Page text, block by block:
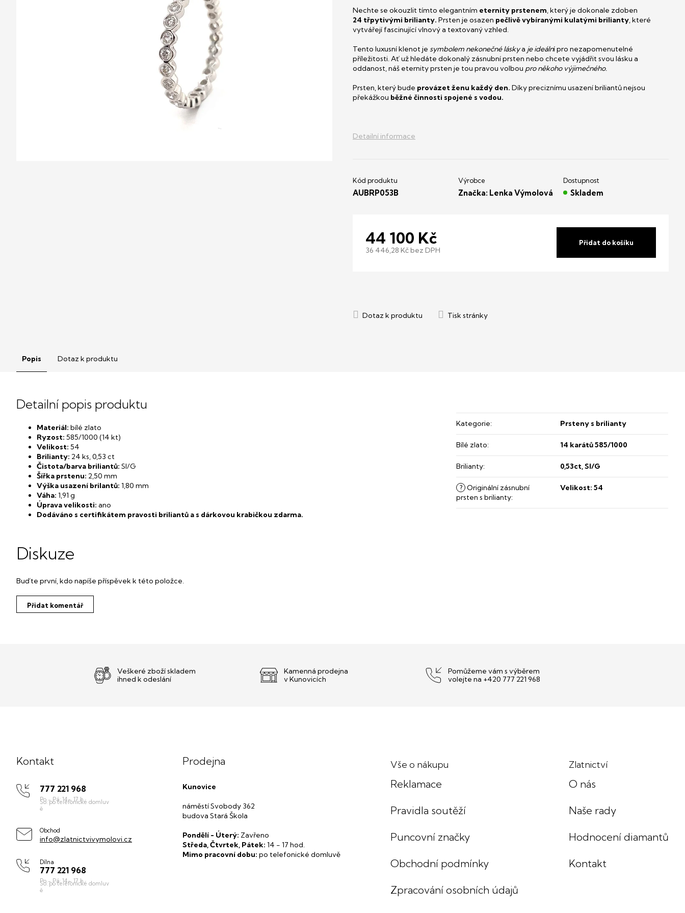
44 100 Kč
36 446,28 Kč bez DPH
Přidat do košíku
Nechte se okouzlit tímto elegantním eternity prstenem, který je dokonale zdoben
24 třpytivými brilianty. Prsten je osazen pečlivě vybíranými kulatými brilianty, které
vytvářejí fascinující vlnový a textovaný vzhled.
Tento luxusní klenot je symbolem nekonečné láskya je ideální pro nezapomenutelné
příležitosti. Ať už hledáte dokonalý zásnubní prsten nebo chcete vyjádřit svou lásku a
oddanost, náš eternity prsten je tou pravou volbou pro někoho výjimečného.
Prsten, který bude provázet ženu každý den. Díky preciznímu usazení briliantů nejsou
překážkou běžné činnosti spojené s vodou.
Detailní informace
AUBRP053B Značka: Lenka Výmolová Skladem
Popis Dotaz k produktu
Detailní popis produktu
Materiál: bílé zlato
Ryzost: 585/1000 (14 kt)
Velikost: 54
Brilianty: 24 ks,0,53 ct
Čistota/barva briliantů: SI/G
Šířka prstenu: 2,50 mm
Výška usazení brilantů: 1,80 mm
Váha: 1,91 g
Úprava velikosti: ano
Dodáváno s certifikátem pravosti briliantů a s dárkovou krabičkou zdarma.
Kategorie: Prsteny s brilianty
Bílé zlato: 14 karátů 585/1000
Brilianty: 0,53ct, SI/G
? Originální zásnubní
prsten s brilianty:
Velikost: 54
Diskuze
Buďte první, kdo napíše příspěvek k této položce.
Přidat komentář
Veškeré zboží skladem
ihned k odeslání
Kamenná prodejna
v Kunovicích
Pomůžeme vám s výběrem
volejte na +420 777 221 968
Kontakt
777 221 968
Obchod
info@zlatnictvivymolovi.cz
Dílna
777 221 968
Prodejna
Kunovice
náměstí Svobody 362
budova Stará Škola
Pondělí - Úterý: Zavřeno
Středa, Čtvrtek, Pátek: 14 - 17 hod.
Mimo pracovní dobu: po telefonické domluvě
Vše o nákupu
Reklamace
Pravidla soutěží
Puncovní značky
Obchodní podmínky
Zpracování osobních údajů
Zlatnictví
O nás
Naše rady
Hodnocení diamantů
Kontakt